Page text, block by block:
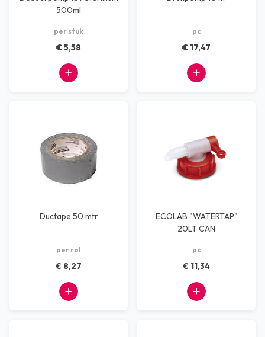
500ml
per stuk
€ 5,58
pc
€ 17,47
Ductape 50 mtr
per rol
€ 8,27
ECOLAB "WATERTAP"
20LT CAN
pc
€ 11,34